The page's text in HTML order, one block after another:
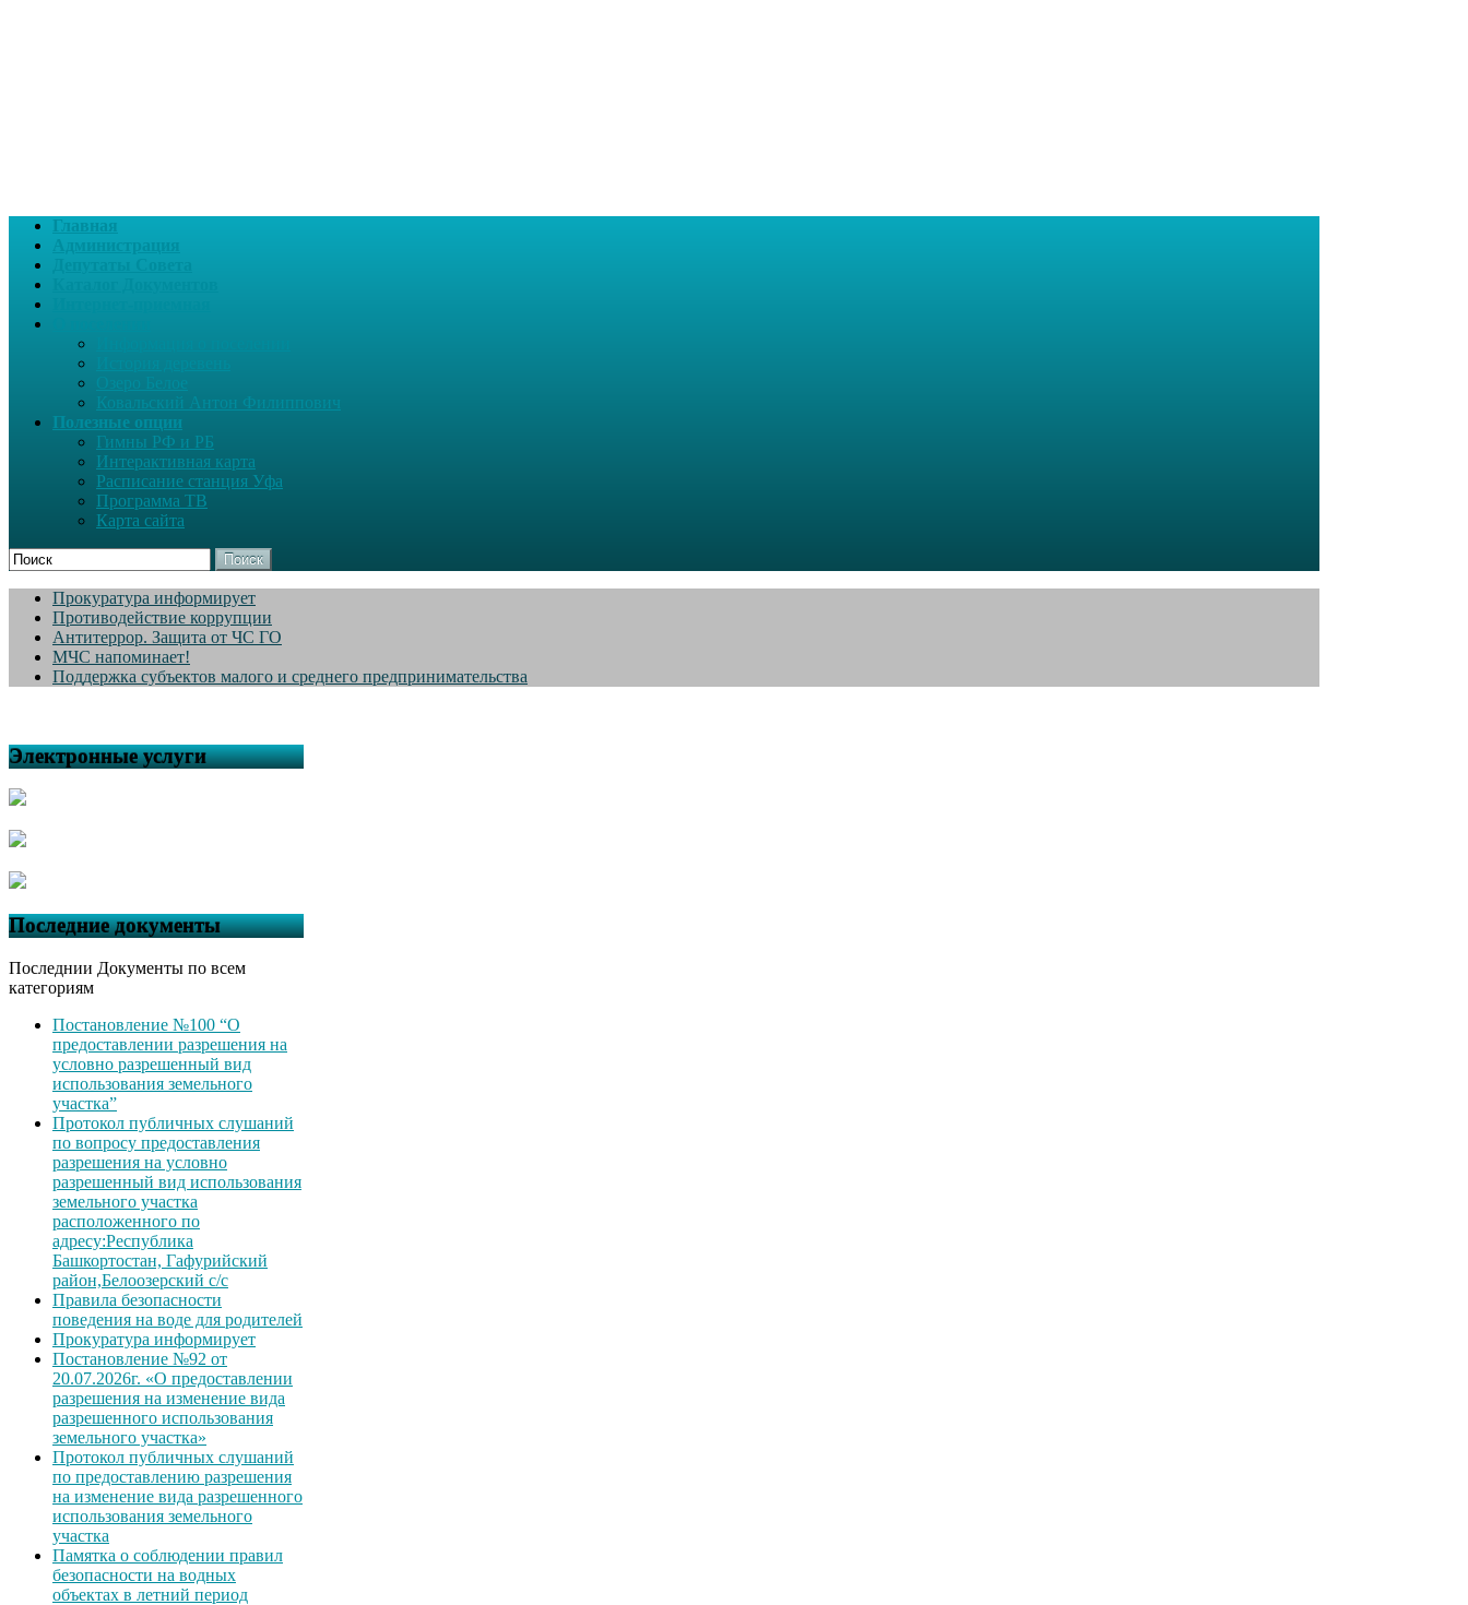
Главная
Администрация
Ковальский Антон Филиппович
Полезные опции
Гимны РФ и РБ
Интерактивная карта
Расписание станция Уфа
Программа ТВ
Карта сайта
Поиск
Прокуратура информирует
Противодействие коррупции
Антитеррор. Защита от ЧС ГО
МЧС напоминает!
Поддержка субъектов малого и среднего предпринимательства
Электронные услуги
Последние документы
Последнии Документы по всем
категориям
Постановление №100 “О
предоставлении разрешения на
условно разрешенный вид
использования земельного
участка”
Протокол публичных слушаний
по вопросу предоставления
разрешения на условно
разрешенный вид использования
земельного участка
расположенного по
адресу:Республика
Башкортостан, Гафурийский
район,Белоозерский с/с
Правила безопасности
поведения на воде для родителей
Прокуратура информирует
Постановление №92 от
20.07.2026г. «О предоставлении
разрешения на изменение вида
разрешенного использования
земельного участка»
Протокол публичных слушаний
по предоставлению разрешения
на изменение вида разрешенного
использования земельного
участка
Памятка о соблюдении правил
безопасности на водных
объектах в летний период